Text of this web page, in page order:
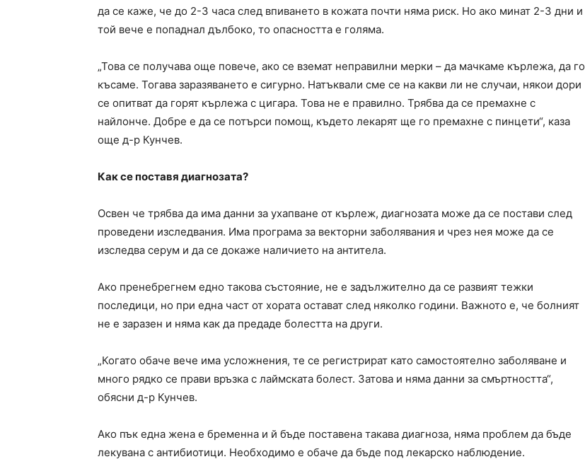
да се каже, че до 2-3 часа след впиването в кожата почти няма риск. Но ако минат 2-3 дни и
той вече е попаднал дълбоко, то опасността е голяма.
„Това се получава още повече, ако се вземат неправилни мерки – да мачкаме кърлежа, да го
късаме. Тогава заразяването е сигурно. Натъквали сме се на какви ли не случаи, някои дори
се опитват да горят кърлежа с цигара. Това не е правилно. Трябва да се премахне с
найлонче. Добре е да се потърси помощ, където лекарят ще го премахне с пинцети“, каза
още д-р Кунчев.
Как се поставя диагнозата?
Освен че трябва да има данни за ухапване от кърлеж, диагнозата може да се постави след
проведени изследвания. Има програма за векторни заболявания и чрез нея може да се
изследва серум и да се докаже наличието на антитела.
Ако пренебрегнем едно такова състояние, не е задължително да се развият тежки
последици, но при една част от хората остават след няколко години. Важното е, че болният
не е заразен и няма как да предаде болестта на други.
„Когато обаче вече има усложнения, те се регистрират като самостоятелно заболяване и
много рядко се прави връзка с лаймската болест. Затова и няма данни за смъртността“,
обясни д-р Кунчев.
Ако пък една жена е бременна и й бъде поставена такава диагноза, няма проблем да бъде
лекувана с антибиотици. Необходимо е обаче да бъде под лекарско наблюдение.